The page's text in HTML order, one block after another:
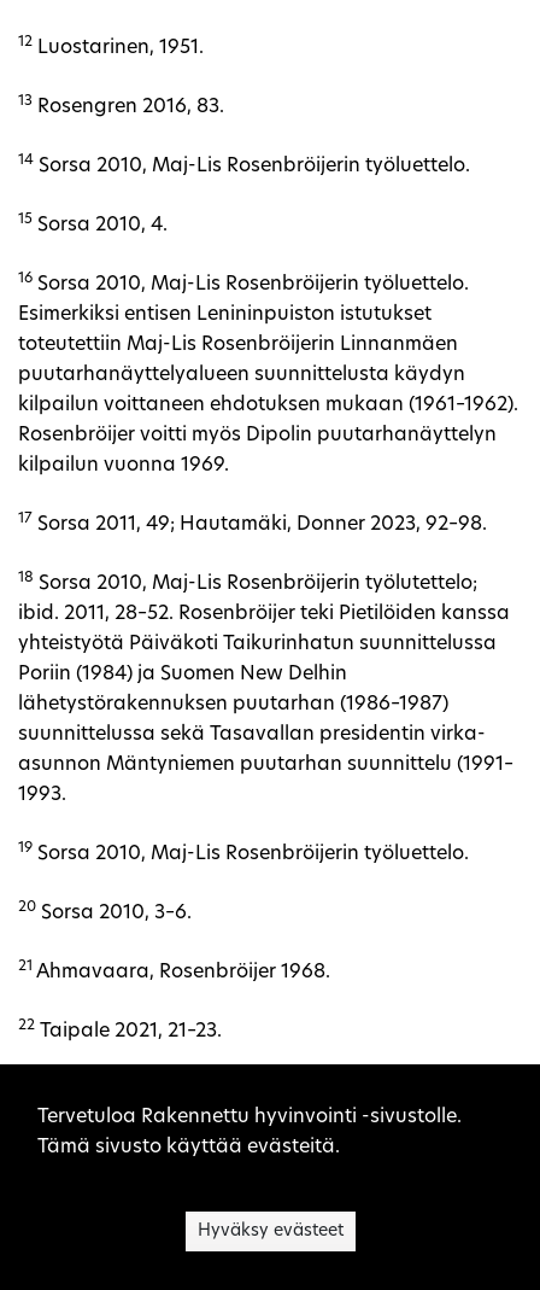
12 Luostarinen, 1951.
13 Rosengren 2016, 83.
14 Sorsa 2010, Maj-Lis Rosenbröijerin työluettelo.
15 Sorsa 2010, 4.
16 Sorsa 2010, Maj-Lis Rosenbröijerin työluettelo.
Esimerkiksi entisen Lenininpuiston istutukset
toteutettiin Maj-Lis Rosenbröijerin Linnanmäen
puutarhanäyttelyalueen suunnittelusta käydyn
kilpailun voittaneen ehdotuksen mukaan (1961–1962).
Rosenbröijer voitti myös Dipolin puutarhanäyttelyn
kilpailun vuonna 1969.
17 Sorsa 2011, 49; Hautamäki, Donner 2023, 92–98.
18 Sorsa 2010, Maj-Lis Rosenbröijerin työlutettelo;
ibid. 2011, 28–52. Rosenbröijer teki Pietilöiden kanssa
yhteistyötä Päiväkoti Taikurinhatun suunnittelussa
Poriin (1984) ja Suomen New Delhin
lähetystörakennuksen puutarhan (1986–1987)
suunnittelussa sekä Tasavallan presidentin virka-
asunnon Mäntyniemen puutarhan suunnittelu (1991–
1993.
19 Sorsa 2010, Maj-Lis Rosenbröijerin työluettelo.
20 Sorsa 2010, 3–6.
21 Ahmavaara, Rosenbröijer 1968.
22 Taipale 2021, 21–23.
Sinkkilä, Donner, Mannerla-Magnusson 2016, 253–
Taipale 2021, 26–27; Iisakkila 2000.
Sivuston evästeet
Tervetuloa Rakennettu hyvinvointi -sivustolle.
Tämä sivusto käyttää evästeitä.
Hyväksy evästeet